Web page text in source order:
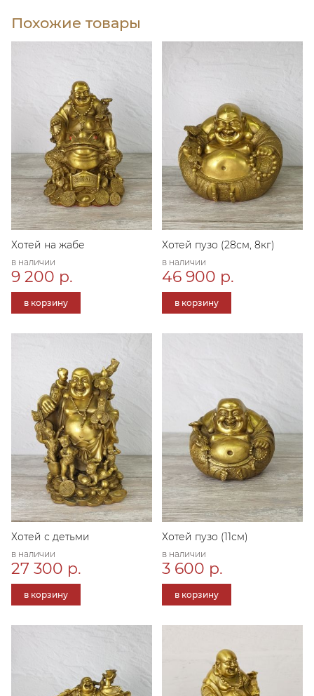
Похожие товары
Хотей на жабе
в наличии
9 200 р.
в корзину
Хотей пузо (28см, 8кг)
в наличии
46 900 р.
в корзину
Хотей с детьми
в наличии
27 300 р.
в корзину
Хотей пузо (11см)
в наличии
3 600 р.
в корзину